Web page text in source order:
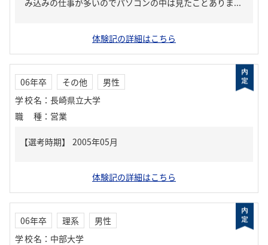
み込みの仕事が多いのでパソコンの中は見たことありま...
体験記の詳細はこちら
06年卒 その他
男性
学校名 ： 長崎県立大学
職種 ： 営業
体験記の詳細はこちら
06年卒 理系
男性
学校名 ： 中部大学